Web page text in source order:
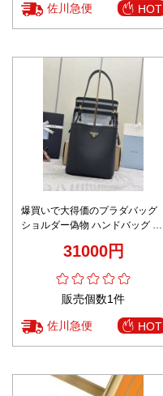
佐川急便 HOT
爆買いで大得価のプラダバッグ
ショルダー偽物 ハンドバッグ 牛
31000円
販売個数1件
佐川急便 HOT